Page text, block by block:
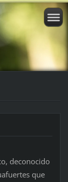
deconocido
que